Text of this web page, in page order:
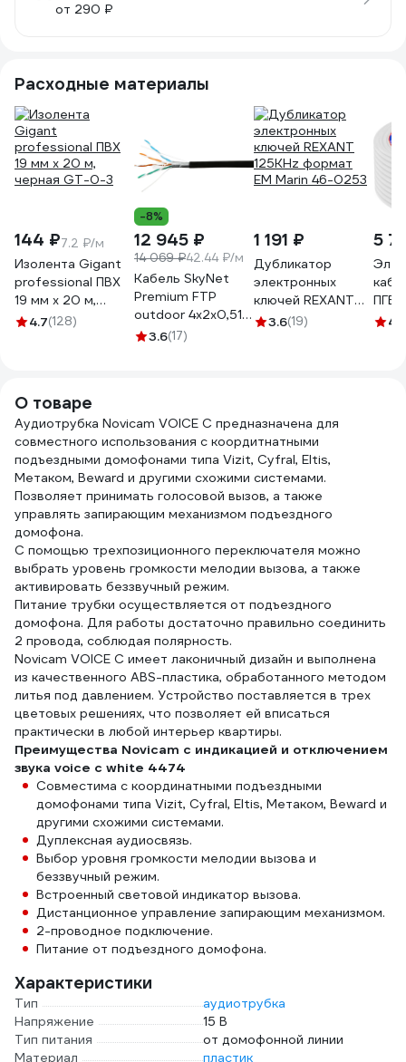
от 290 ₽
Расходные материалы
144 ₽7.2 ₽/м
Изолента Gigant
professional ПВХ
19 мм х 20 м,
черная GT-0-3
4.7(128)
-8%
12 945 ₽
14 069 ₽42.44 ₽/м
Кабель SkyNet
Premium FTP
outdoor 4x2x0,51,
медный, FLUKE
3.6(17)
1 191 ₽
Дубликатор
электронных
ключей REXANT
125KHz формат
3.6(19)
5
4.7
О товаре
Аудиотрубка Novicam VOICE C предназначена для
совместного использования с коордитнатными
подъездными домофонами типа Vizit, Cyfral, Eltis,
Метаком, Beward и другими схожими системами.
Позволяет принимать голосовой вызов, а также
управлять запирающим механизмом подъездного
домофона.
С помощью трехпозиционного переключателя можно
выбрать уровень громкости мелодии вызова, а также
активировать беззвучный режим.
Питание трубки осуществляется от подъездного
домофона. Для работы достаточно правильно соединить
2 провода, соблюдая полярность.
Novicam VOICE С имеет лаконичный дизайн и выполнена
из качественного ABS-пластика, обработанного методом
литья под давлением. Устройство поставляется в трех
цветовых решениях, что позволяет ей вписаться
практически в любой интерьер квартиры.
Преимущества Novicam с индикацией и отключением
звука voice c white 4474
Совместима с координатными подъездными
домофонами типа Vizit, Cyfral, Eltis, Метаком, Beward и
другими схожими системами.
Дуплексная аудиосвязь.
Выбор уровня громкости мелодии вызова и
беззвучный режим.
Встроенный световой индикатор вызова.
Дистанционное управление запирающим механизмом.
2-проводное подключение.
Питание от подъездного домофона.
Характеристики
Тип
аудиотрубка
Напряжение
15 В
Тип питания
от домофонной линии
Материал
пластик